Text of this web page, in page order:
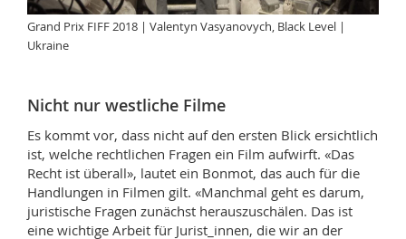
Grand Prix FIFF 2018 | Valentyn Vasyanovych, Black Level |
Ukraine
Nicht nur westliche Filme
Es kommt vor, dass nicht auf den ersten Blick ersichtlich
ist, welche rechtlichen Fragen ein Film aufwirft. «Das
Recht ist überall», lautet ein Bonmot, das auch für die
Handlungen in Filmen gilt. «Manchmal geht es darum,
juristische Fragen zunächst herauszuschälen. Das ist
eine wichtige Arbeit für Jurist_innen, die wir an der